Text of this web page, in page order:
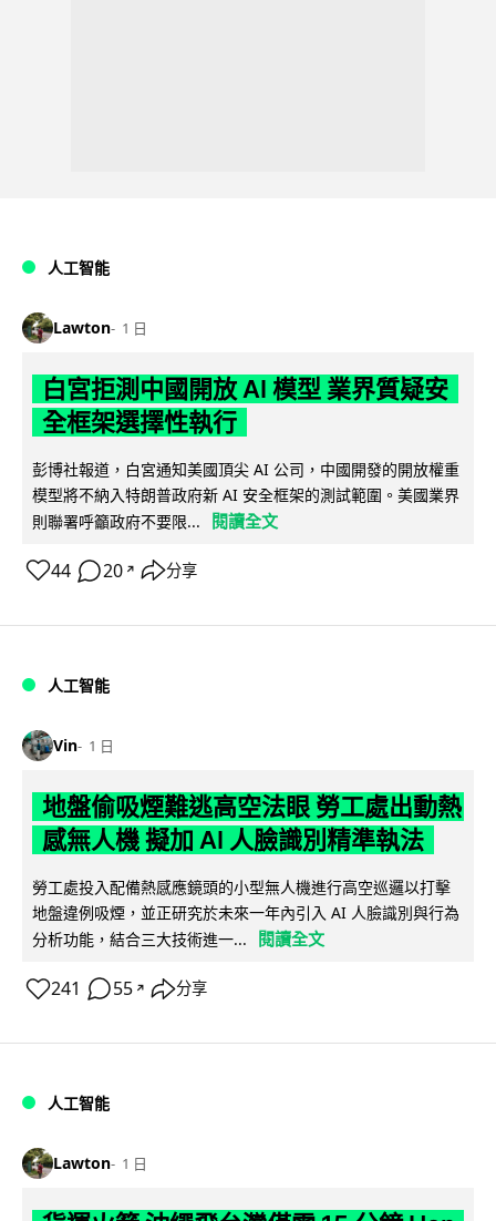
人工智能
Lawton 1 日
白宮拒測中國開放 AI 模型 業界質疑安
全框架選擇性執行
彭博社報道，白宮通知美國頂尖 AI 公司，中國開發的開放權重
模型將不納入特朗普政府新 AI 安全框架的測試範圍。美國業界
則聯署呼籲政府不要限...
閱讀全文
44 20 ↗ 分享
人工智能
Vin 1 日
地盤偷吸煙難逃高空法眼 勞工處出動熱
感無人機 擬加 AI 人臉識別精準執法
勞工處投入配備熱感應鏡頭的小型無人機進行高空巡邏以打擊
地盤違例吸煙，並正研究於未來一年內引入 AI 人臉識別與行為
分析功能，結合三大技術進一...
閱讀全文
241 55 ↗ 分享
人工智能
Lawton 1 日